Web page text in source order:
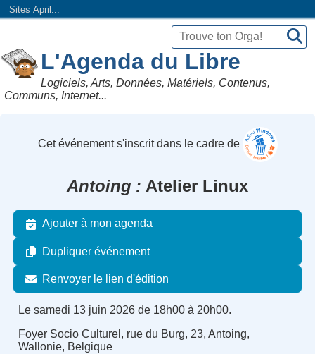
Sites April...
L'Agenda du Libre
Logiciels, Arts, Données, Matériels, Contenus,
Communs, Internet...
Cet événement s'inscrit dans le cadre de
Antoing Atelier Linux
Ajouter à mon agenda
Dupliquer événement
Renvoyer le lien d'édition
Le samedi 13 juin 2026 de 18h00 à 20h00.
Foyer Socio Culturel, rue du Burg, 23, Antoing,
Wallonie, Belgique